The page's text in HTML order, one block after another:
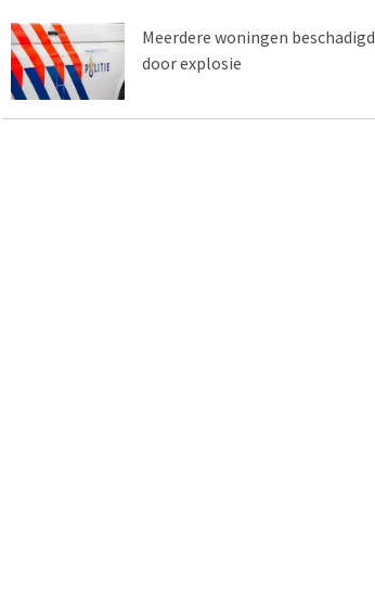
Meerdere woningen beschadigd
door explosie